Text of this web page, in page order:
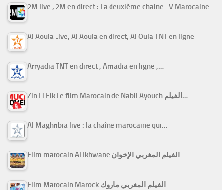
2M live , 2M en direct : La deuxième chaine TV Marocaine
Al Aoula Live, Al Aoula en direct, Al Oula TNT en ligne
Arryadia TNT en direct , Arriadia en ligne ,…
Zin Li Fik Le film Marocain de Nabil Ayouch الفيلم…
Al Maghribia live : la chaîne marocaine qui…
Film marocain Al Ikhwane الفيلم المغربي الإخوان
Film Marocain Marock الفيلم المغربي ماروك